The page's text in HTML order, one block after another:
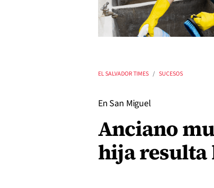
EL SALVADOR TIMES SUCESOS
En San Miguel
Anciano
hija resulta